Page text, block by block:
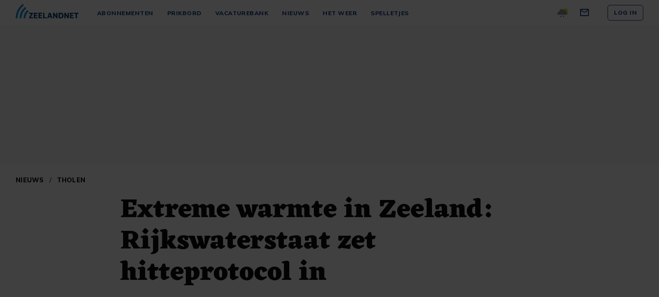
ABONNEMENTEN PRIKBORD VACATUREBANK NIEUWS HET WEER SPELLETJES LOG IN
NIEUWS / THOLEN
Extreme warmte in Zeeland:
Rijkswaterstaat zet
hitteprotocol in